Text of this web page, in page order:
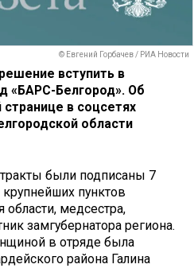
© Евгений Горбачев / РИА Новости
вступить в
«БАРС-Белгород». Об
в соцсетях
области
были подписаны 7
крупнейших пунктов
медсестра,
замгубернатора региона.
в отряде была
района Галина